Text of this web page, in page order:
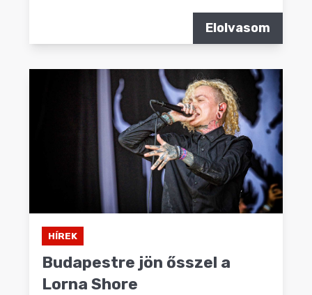
Elolvasom
HÍREK
Budapestre jön ősszel a
Lorna Shore